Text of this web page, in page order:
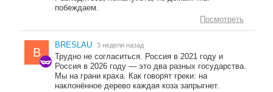
побеждаем.
Посмотреть
B
BRESLAU 3 недели назад
Трудно не согласиться. Россия в 2021 году и
Россия в 2026 году — это два разных государства.
Мы на грани краха. Как говорят греки: на
наклонённое дерево каждая коза запрыгнет.